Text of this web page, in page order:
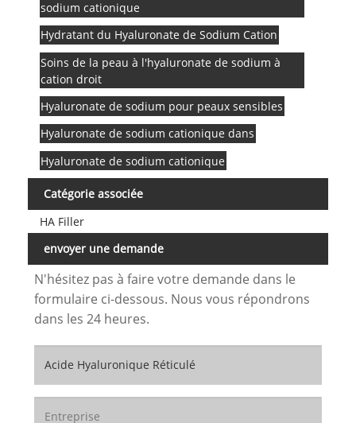
sodium cationique
Hydratant du Hyaluronate de Sodium Cation
Soins de la peau à l'hyaluronate de sodium à
cation droit
Hyaluronate de sodium pour peaux sensibles
Hyaluronate de sodium cationique dans
Hyaluronate de sodium cationique
Catégorie associée
HA Filler
envoyer une demande
N'hésitez pas à faire votre demande dans le
formulaire ci-dessous. Nous vous répondrons
dans les 24 heures.